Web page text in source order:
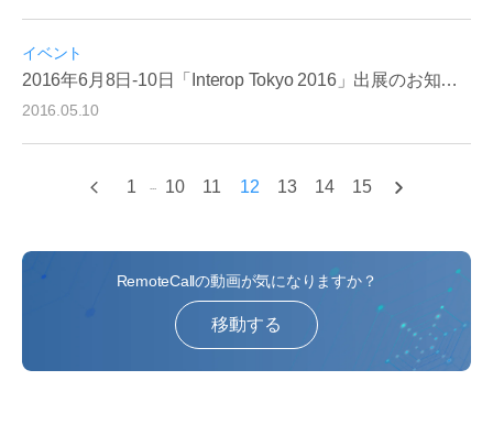
イベント
2016年6月8日-10日「Interop Tokyo 2016」出展のお知らせ
2016.05.10
1 10 11 12 13 14 15
RemoteCallの動画が気になりますか？
移動する